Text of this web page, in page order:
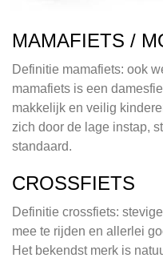
MAMAFIETS /
Definitie mamafiets: ook
mamafiets is een
makkelijk en veilig
zich door de lage instap,
standaard.
CROSSFIETS
Definitie crossfiets:
mee te rijden en allerlei
Het bekendst merk is